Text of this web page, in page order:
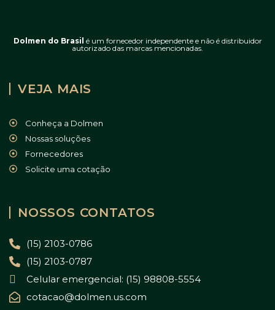
Dolmen do Brasil é um fornecedor independente e não é distribuidor
autorizado das marcas mencionadas.
VEJA MAIS
Conheça a Dolmen
Nossas soluções
Fornecedores
Solicite uma cotação
NOSSOS CONTATOS
(15) 2103-0786
(15) 2103-0787
Celular emergencial: (15) 98808-5554
cotacao@dolmen.us.com